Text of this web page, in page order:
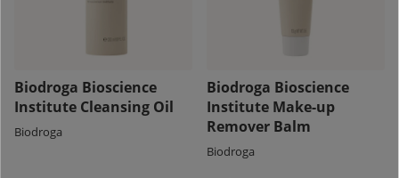
Biodroga Bioscience
Institute Cleansing Oil
Biodroga
Biodroga Bioscience
Institute Make-up
Remover Balm
Biodroga